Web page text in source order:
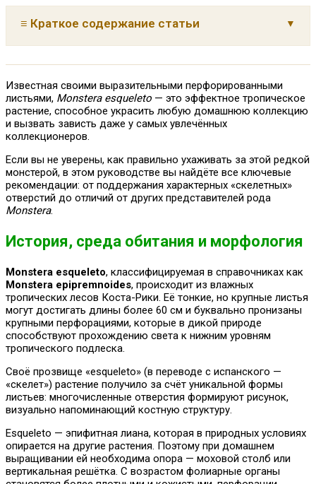
≡ Краткое содержание статьи
История и среда обитания
Удобрения и режим подкормки
Формирование кроны и опора для монстеры
Вредители и болезни монстеры
FAQ: Часто задаваемые вопросы
Известная своими выразительными перфорированными
листьями, Monstera esqueleto — это эффектное тропическое
растение, способное украсить любую домашнюю коллекцию
и вызвать зависть даже у самых увлечённых
коллекционеров.
Если вы не уверены, как правильно ухаживать за этой редкой
монстерой, в этом руководстве вы найдёте все ключевые
рекомендации: от поддержания характерных «скелетных»
отверстий до отличий от других представителей рода
Monstera.
История, среда обитания и морфология
Monstera esqueleto, классифицируемая в справочниках как
Monstera epipremnoides, происходит из влажных
тропических лесов Коста-Рики. Её тонкие, но крупные листья
могут достигать длины более 60 см и буквально пронизаны
крупными перфорациями, которые в дикой природе
способствуют прохождению света к нижним уровням
тропического подлеска.
Своё прозвище «esqueleto» (в переводе с испанского —
«скелет») растение получило за счёт уникальной формы
листьев: многочисленные отверстия формируют рисунок,
визуально напоминающий костную структуру.
Esqueleto — эпифитная лиана, которая в природных условиях
опирается на другие растения. Поэтому при домашнем
выращивании ей необходима опора — моховой столб или
вертикальная решётка. С возрастом фолиарные органы